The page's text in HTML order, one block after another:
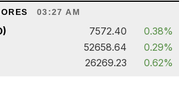
03:27 AM
7572.40
0.38%
52658.64
0.29%
26269.23 0.62%